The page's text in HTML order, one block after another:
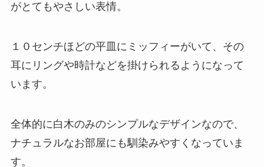
がとてもやさしい表情。
１０センチほどの平皿にミッフィーがいて、その
耳にリングや時計などを掛けられるようになって
います。
全体的に白木のみのシンプルなデザインなので、
ナチュラルなお部屋にも馴染みやすくなっていま
す。